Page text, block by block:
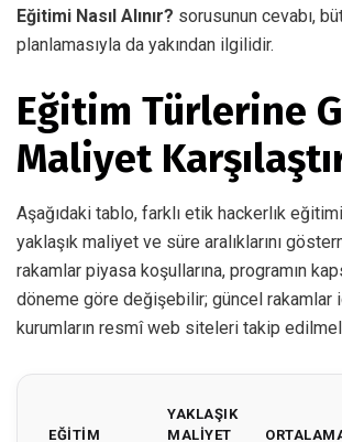
Eğitimi Nasıl Alınır? sorusunun cevabı,
planlamasıyla da yakından ilgilidir.
Eğitim Türlerine
Maliyet
Aşağıdaki tablo, farklı etik hackerlık
yaklaşık maliyet ve süre aralıklarını
rakamlar piyasa koşullarına, programın
döneme göre değişebilir; güncel rakamlar
kurumların resmî web siteleri takip
EĞITIM
YAKLAŞIK
MALIYET